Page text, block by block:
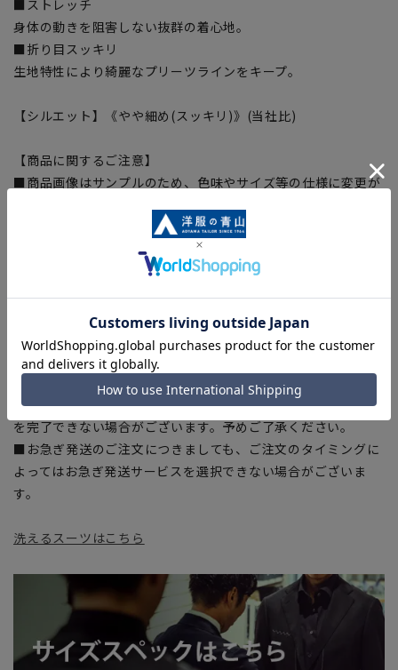
■ストレッチ
身体の動きを阻害しない抜群の着心地。
■折り目スッキリ
生地特性により綺麗なプリーツラインをキープ。
【シルエット】《やや細め(スッキリ)》(当社比)
【商品に関するご注意】
■商品画像はサンプルのため、色味やサイズ等の仕様に変更が
■ゆとり感には個人差があります。サイズ表を確認の上、ご購
入の目安としてご利用ください。
■ブラウザやお使いのモニター環境、室内外等の撮影時の環境
合がございます。
■生地や仕様・デザインにより、着用感や実際のサイズ表に若
干の誤差が生じる場合がございます。予めご了承ください。
■店舗や各モールサイトと商品在庫を共有しております関係
上、ご注文いただいたタイミングにより欠品が発生し、ご注文
を完了できない場合がございます。予めご了承ください。
■お急ぎ発送のご注文につきましても、ご注文のタイミングに
よってはお急ぎ発送サービスを選択できない場合がございま
す。
洗えるスーツはこちら